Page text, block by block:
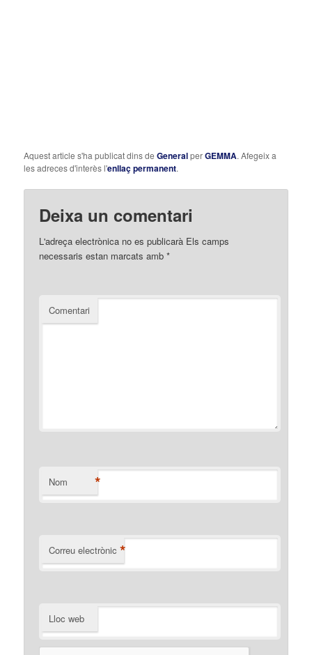
Aquest article s'ha publicat dins deGeneralperGEMMA. Afegeix a
les adreces d'interès l'enllaç permanent.
Deixa un comentari
L'adreça electrònica no es publicarà Els camps
necessaris estan marcats amb*
Comentari
Nom *
Correu electrònic *
Lloc web